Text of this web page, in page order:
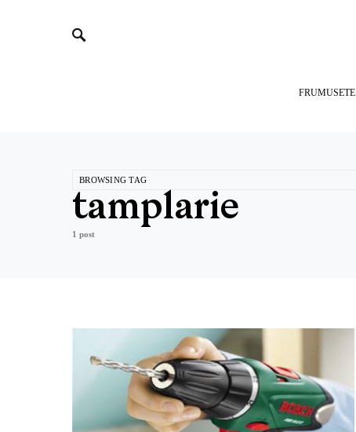
FRUMUSETE
BROWSING TAG
tamplarie
1 post